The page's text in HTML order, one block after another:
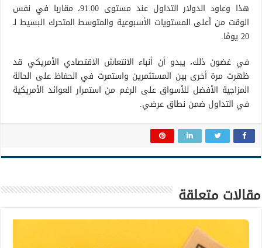
هذا وعاود الدولار التداول عند مستوى 91.00، مقاربا في نفس
الوقت من أعلى المستويات الأسبوعية والمتوسط ​​المتحرك البسيط لـ
20 يومًا.
في غضون ذلك، يبدو أن أنباء الانتعاش الاقتصادي الأمريكي قد
ظهرت مرة أخرى بين المستثمرين واستمرت في الحفاظ على الحالة
المزاجية الأفضل للأسواق على الرغم من استمرار العوائد الأمريكية
في التداول ضمن نطاق عرضي.
مقالات متعلقة